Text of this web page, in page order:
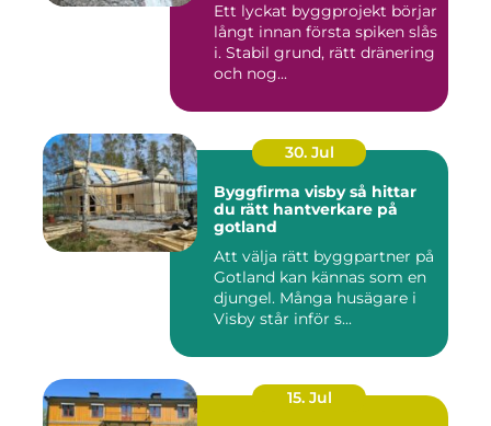
Ett lyckat byggprojekt börjar
långt innan första spiken slås
i. Stabil grund, rätt dränering
och nog...
30. Jul
Byggfirma visby så hittar
du rätt hantverkare på
gotland
Att välja rätt byggpartner på
Gotland kan kännas som en
djungel. Många husägare i
Visby står inför s...
15. Jul